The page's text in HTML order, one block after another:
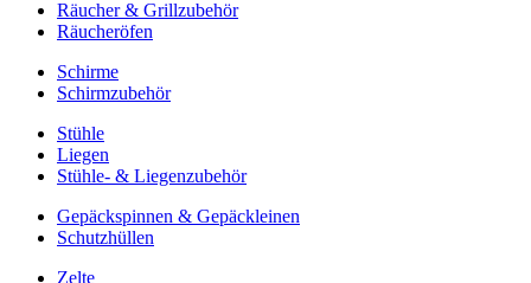
Räucher & Grillzubehör
Räucheröfen
Schirme
Schirmzubehör
Stühle
Liegen
Stühle- & Liegenzubehör
Gepäckspinnen & Gepäckleinen
Schutzhüllen
Zelte